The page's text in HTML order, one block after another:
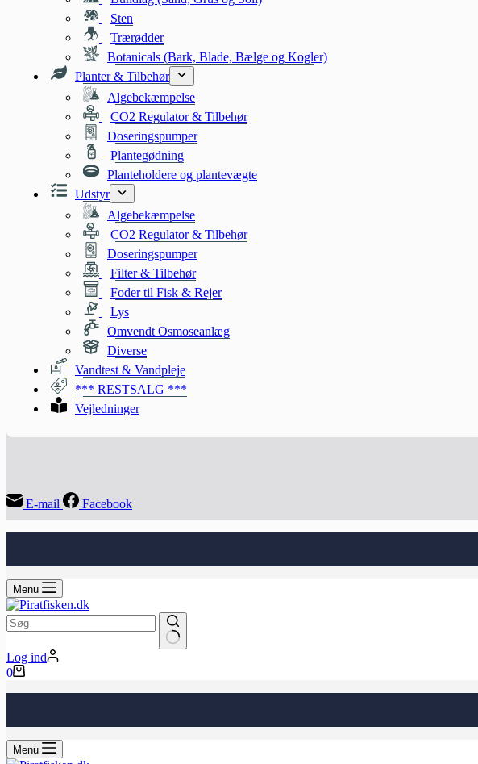
Sten
Trærødder
Botanicals (Bark, Blade, Bælge og Kogler)
Planter & Tilbehør
Algebekæmpelse
CO2 Regulator & Tilbehør
Doseringspumper
Plantegødning
Planteholdere og plantevægte
Udstyr
Algebekæmpelse
CO2 Regulator & Tilbehør
Doseringspumper
Filter & Tilbehør
Foder til Fisk & Rejer
Lys
Omvendt Osmoseanlæg
Diverse
Vandtest & Vandpleje
*** RESTSALG ***
Vejledninger
E-mail Facebook
Menu
Ingen
resultater
Log ind
Indkøbskurv
0
Menu